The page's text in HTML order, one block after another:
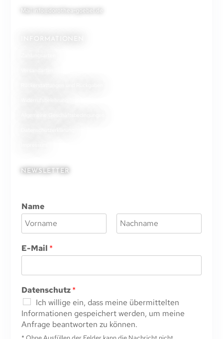
Mail info@dorothea-goebel.de
NEWSLETTER
Name
o
r
m
e
a
E-Mail *
Datenschutz*
Ich willige ein, dass meine übermittelten
Informationen gespeichert werden, um meine
Anfrage beantworten zu können.